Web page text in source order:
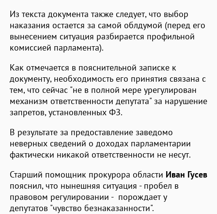
Из текста документа также следует, что выбор
наказания остается за самой облдумой (перед его
вынесением ситуация разбирается профильной
комиссией парламента).
Как отмечается в пояснительной записке к
документу, необходимость его принятия связана с
тем, что сейчас "не в полной мере урегулирован
механизм ответственности депутата" за нарушение
запретов, установленных ФЗ.
В результате за предоставление заведомо
неверных сведений о доходах парламентарии
фактически никакой ответственности не несут.
Старший помощник прокурора области Иван Гусев
пояснил, что нынешняя ситуация - пробел в
правовом регулировании - порождает у
депутатов "чувство безнаказанности".